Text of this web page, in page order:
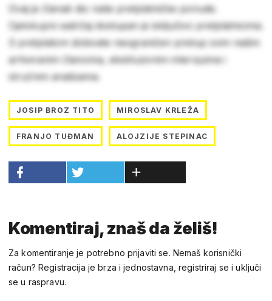
Ovaj je članak dio naše pretplatničke ponude.
Cjelokupni sadržaj dostupan je isključivo pretplatnicima.
S pretplatom dobivate neograničen pristup svim našim
arhiviranim člancima, ekskluzivnim intervjuima i
stručnim analizama.
JOSIP BROZ TITO MIROSLAV KRLEŽA
FRANJO TUĐMAN ALOJZIJE STEPINAC
Komentiraj, znaš da želiš!
Za komentiranje je potrebno prijaviti se. Nemaš korisnički
račun? Registracija je brza i jednostavna, registriraj se i uključi
se u raspravu.